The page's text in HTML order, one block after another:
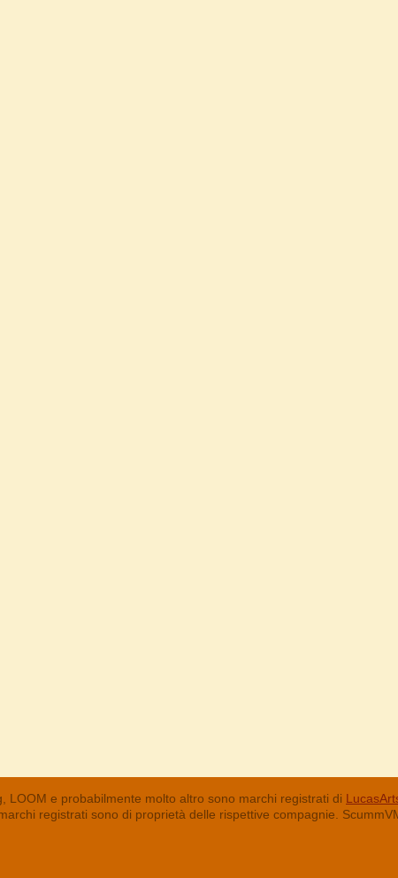
e probabilmente molto altro sono marchi registrati di
registrati sono di proprietà delle rispettive compagnie.